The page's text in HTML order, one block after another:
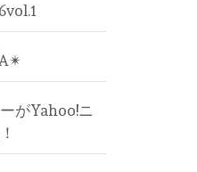
がYahoo!ニ